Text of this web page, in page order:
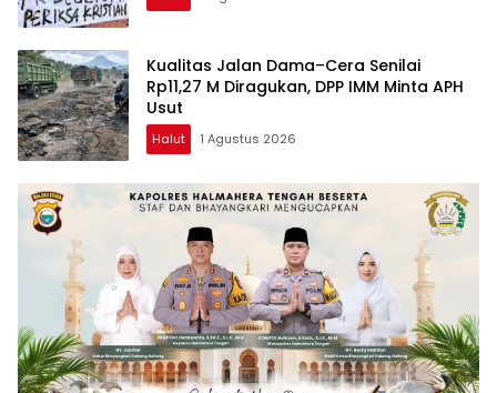
Kualitas Jalan Dama–Cera Senilai
Rp11,27 M Diragukan, DPP IMM Minta APH
Usut
Halut 1 Agustus 2026